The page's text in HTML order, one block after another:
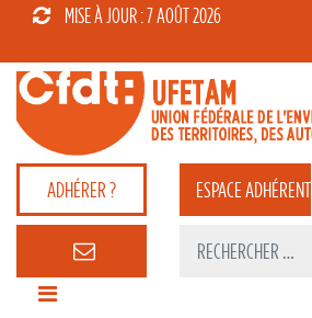
MISE À JOUR : 7 AOÛT 2026
ADHÉRER ? ESPACEADHÉRENT